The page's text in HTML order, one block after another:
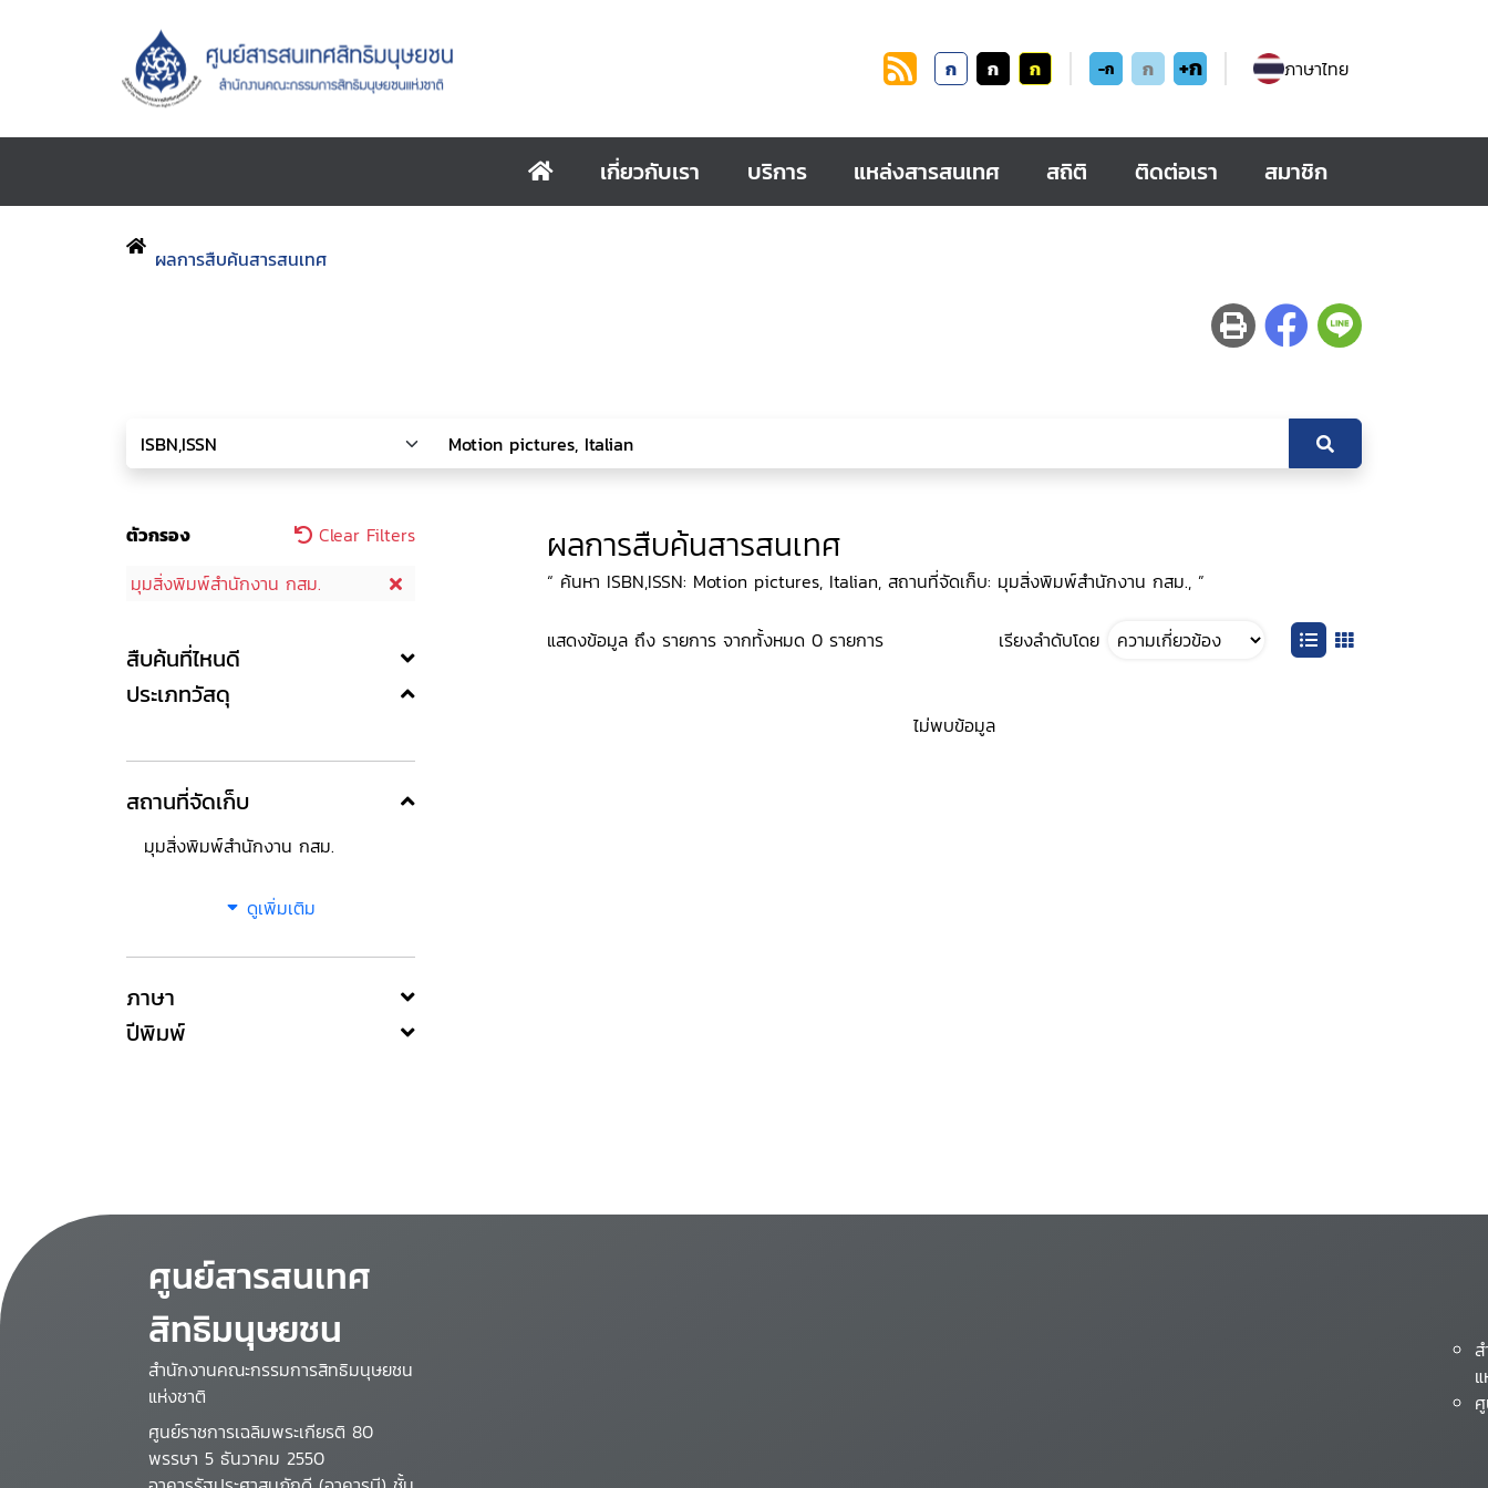
ก ก ก -ก ก +ก ภาษาไทย
เกี่ยวกับเรา บริการ แหล่งสารสนเทศ สถิติ ติดต่อเรา สมาชิก
ผลการสืบค้นสารสนเทศ
ตัวกรอง
Clear Filters
มุมสิ่งพิมพ์สำนักงาน กสม.
สืบค้นที่ไหนดี
ประเภทวัสดุ
สถานที่จัดเก็บ
มุมสิ่งพิมพ์สำนักงาน กสม.
ดูเพิ่มเติม
ภาษา
ปีพิมพ์
ผลการสืบค้นสารสนเทศ
“ ค้นหา ISBN,ISSN: Motion pictures, Italian, สถานที่จัดเก็บ: มุมสิ่งพิมพ์สำนักงาน กสม., ”
แสดงข้อมูล ถึง รายการ จากทั้งหมด 0 รายการ เรียงลำดับโดย
ไม่พบข้อมูล
ศูนย์สารสนเทศ
สิทธิมนุษยชน
สำนักงานคณะกรรมการสิทธิมนุษยชน
แห่งชาติ
ศูนย์ราชการเฉลิมพระเกียรติ 80
พรรษา 5 ธันวาคม 2550